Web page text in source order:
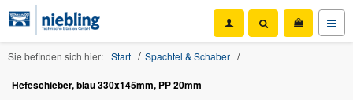
Sie befinden sich hier: Start Spachtel & Schaber
Hefeschieber, blau 330x145mm, PP 20mm